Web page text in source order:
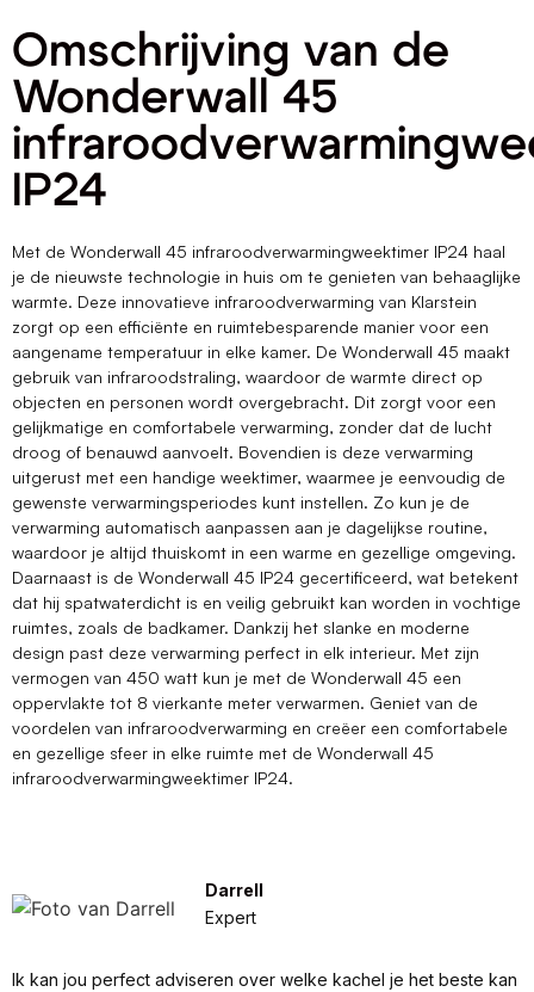
Omschrijving van de
Wonderwall 45
IP24
Met de Wonderwall 45 infraroodverwarmingweektimer IP24 haal
je de nieuwste technologie in huis om te genieten van behaaglijke
warmte. Deze innovatieve infraroodverwarming van Klarstein
zorgt op een efficiënte en ruimtebesparende manier voor een
aangename temperatuur in elke kamer. De Wonderwall 45 maakt
gebruik van infraroodstraling, waardoor de warmte direct op
objecten en personen wordt overgebracht. Dit zorgt voor een
gelijkmatige en comfortabele verwarming, zonder dat de lucht
droog of benauwd aanvoelt. Bovendien is deze verwarming
uitgerust met een handige weektimer, waarmee je eenvoudig de
gewenste verwarmingsperiodes kunt instellen. Zo kun je de
verwarming automatisch aanpassen aan je dagelijkse routine,
waardoor je altijd thuiskomt in een warme en gezellige omgeving.
Daarnaast is de Wonderwall 45 IP24 gecertificeerd, wat betekent
dat hij spatwaterdicht is en veilig gebruikt kan worden in vochtige
ruimtes, zoals de badkamer. Dankzij het slanke en moderne
design past deze verwarming perfect in elk interieur. Met zijn
vermogen van 450 watt kun je met de Wonderwall 45 een
oppervlakte tot 8 vierkante meter verwarmen. Geniet van de
voordelen van infraroodverwarming en creëer een comfortabele
en gezellige sfeer in elke ruimte met de Wonderwall 45
infraroodverwarmingweektimer IP24.
Darrell
Expert
Ik kan jou perfect adviseren over welke kachel je het beste kan